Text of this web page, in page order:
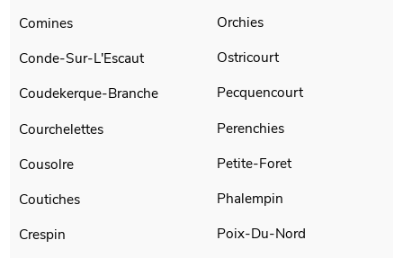
Comines
Conde-Sur-L'Escaut
Coudekerque-Branche
Courchelettes
Cousolre
Coutiches
Crespin
Orchies
Ostricourt
Pecquencourt
Perenchies
Petite-Foret
Phalempin
Poix-Du-Nord